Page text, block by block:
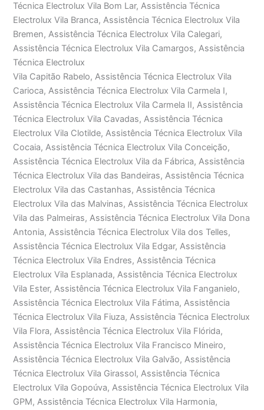
Técnica Electrolux Vila Bom Lar, Assistência Técnica
Electrolux Vila Branca, Assistência Técnica Electrolux Vila
Bremen, Assistência Técnica Electrolux Vila Calegari,
Assistência Técnica Electrolux Vila Camargos, Assistência
Técnica Electrolux
Vila Capitão Rabelo, Assistência Técnica Electrolux Vila
Carioca, Assistência Técnica Electrolux Vila Carmela I,
Assistência Técnica Electrolux Vila Carmela II, Assistência
Técnica Electrolux Vila Cavadas, Assistência Técnica
Electrolux Vila Clotilde, Assistência Técnica Electrolux Vila
Cocaia, Assistência Técnica Electrolux Vila Conceição,
Assistência Técnica Electrolux Vila da Fábrica, Assistência
Técnica Electrolux Vila das Bandeiras, Assistência Técnica
Electrolux Vila das Castanhas, Assistência Técnica
Electrolux Vila das Malvinas, Assistência Técnica Electrolux
Vila das Palmeiras, Assistência Técnica Electrolux Vila Dona
Antonia, Assistência Técnica Electrolux Vila dos Telles,
Assistência Técnica Electrolux Vila Edgar, Assistência
Técnica Electrolux Vila Endres, Assistência Técnica
Electrolux Vila Esplanada, Assistência Técnica Electrolux
Vila Ester, Assistência Técnica Electrolux Vila Fanganielo,
Assistência Técnica Electrolux Vila Fátima, Assistência
Técnica Electrolux Vila Fiuza, Assistência Técnica Electrolux
Vila Flora, Assistência Técnica Electrolux Vila Flórida,
Assistência Técnica Electrolux Vila Francisco Mineiro,
Assistência Técnica Electrolux Vila Galvão, Assistência
Técnica Electrolux Vila Girassol, Assistência Técnica
Electrolux Vila Gopoúva, Assistência Técnica Electrolux Vila
GPM, Assistência Técnica Electrolux Vila Harmonia,